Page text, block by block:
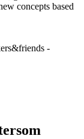
concepts based